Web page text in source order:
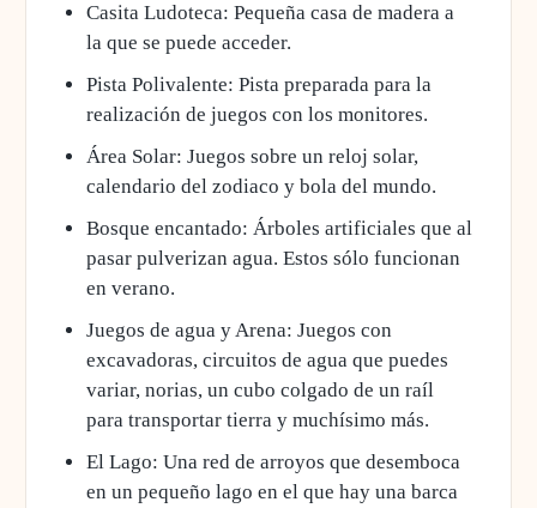
Casita Ludoteca: Pequeña casa de madera a
la que se puede acceder.
Pista Polivalente: Pista preparada para la
realización de juegos con los monitores.
Área Solar: Juegos sobre un reloj solar,
calendario del zodiaco y bola del mundo.
Bosque encantado: Árboles artificiales que al
pasar pulverizan agua. Estos sólo funcionan
en verano.
Juegos de agua y Arena: Juegos con
excavadoras, circuitos de agua que puedes
variar, norias, un cubo colgado de un raíl
para transportar tierra y muchísimo más.
El Lago: Una red de arroyos que desemboca
en un pequeño lago en el que hay una barca